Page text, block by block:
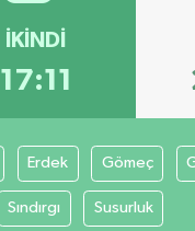
İKINDI
17:11
Erdek Gömeç
Sındırgı Susurluk